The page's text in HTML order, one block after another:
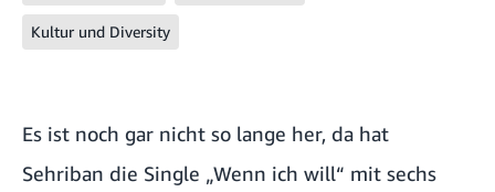
Kultur und Diversity
Es ist noch gar nicht so lange her, da hat
Sehriban die Single „Wenn ich will“ mit sechs